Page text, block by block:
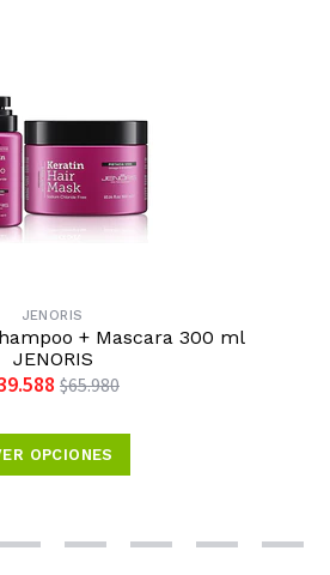
JENORIS
+ Mascara 300 ml
JENORIS
$65.980
OPCIONES